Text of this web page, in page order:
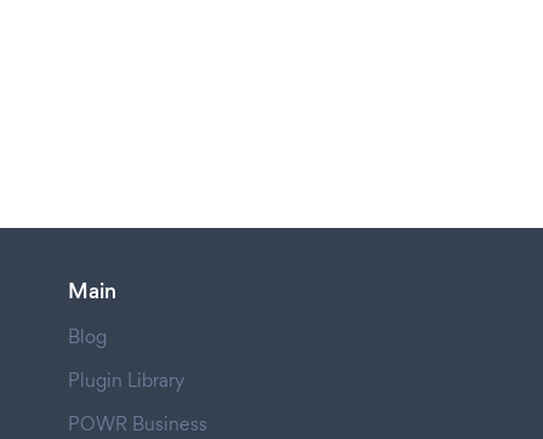
Main
Blog
Plugin Library
POWR Business